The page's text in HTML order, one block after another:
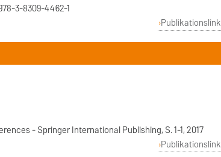
3-8309-4462-1
Publikationslink
- Springer International Publishing, S. 1-1, 2017
Publikationslink